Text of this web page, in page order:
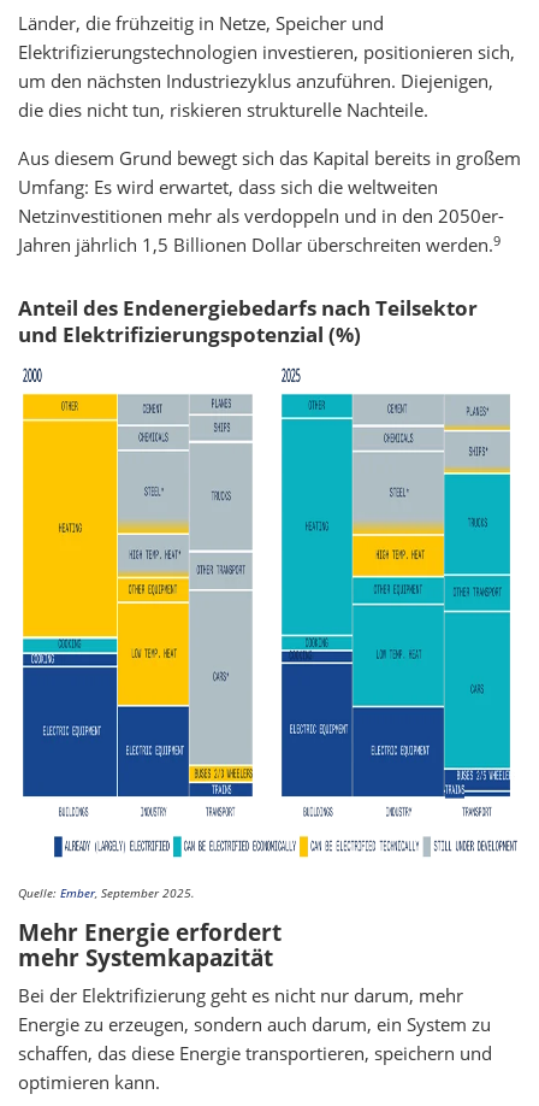
Länder, die frühzeitig in Netze, Speicher und
Elektrifizierungstechnologien investieren, positionieren sich,
um den nächsten Industriezyklus anzuführen. Diejenigen,
die dies nicht tun, riskieren strukturelle Nachteile.
Aus diesem Grund bewegt sich das Kapital bereits in großem
Umfang: Es wird erwartet, dass sich die weltweiten
Netzinvestitionen mehr als verdoppeln und in den 2050er-
Jahren jährlich 1,5 Billionen Dollar überschreiten werden.9
Anteil des Endenergiebedarfs nach Teilsektor
und Elektrifizierungspotenzial (%)
Quelle: Ember, September 2025.
Mehr Energie erfordert
mehr Systemkapazität
Bei der Elektrifizierung geht es nicht nur darum, mehr
Energie zu erzeugen, sondern auch darum, ein System zu
schaffen, das diese Energie transportieren, speichern und
optimieren kann.